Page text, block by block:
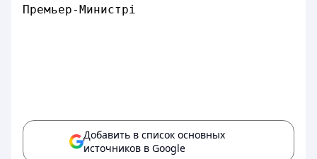
Премьер-Министрі
Добавить в список основных
источников в Google